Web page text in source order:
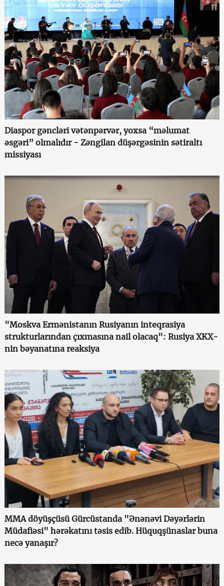
Diaspor gəncləri vətənpərvər, yoxsa “məlumat
əsgəri” olmalıdır - Zəngilan düşərgəsinin sətiraltı
missiyası
"Moskva Ermənistanın Rusiyanın inteqrasiya
strukturlarından çıxmasına nail olacaq": Rusiya XKX-
nin bəyanatına reaksiya
MMA döyüşçüsü Gürcüstanda "Ənənəvi Dəyərlərin
Müdafiəsi" hərəkatını təsis edib. Hüquqşünaslar buna
necə yanaşır?